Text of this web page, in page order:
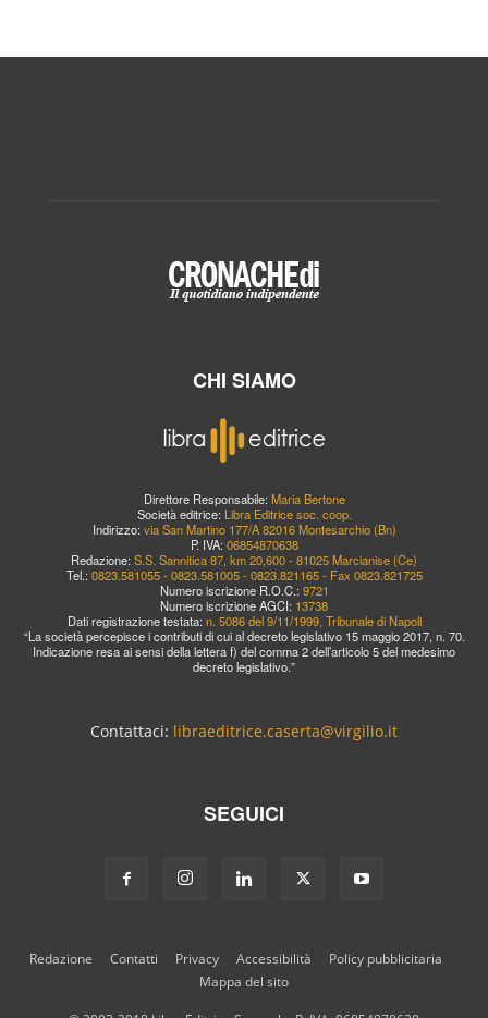
CHI SIAMO
Direttore Responsabile: Maria Bertone
Società editrice: Libra Editrice soc. coop.
Indirizzo: via San Martino 177/A 82016 Montesarchio (Bn)
P. IVA: 06854870638
Redazione: S.S. Sannitica 87, km 20,600 - 81025 Marcianise (Ce)
Tel.: 0823.581055 - 0823.581005 - 0823.821165 - Fax 0823.821725
Numero iscrizione R.O.C.: 9721
Numero iscrizione AGCI: 13738
Dati registrazione testata: n. 5086 del 9/11/1999, Tribunale di Napoli
“La società percepisce i contributi di cui al decreto legislativo 15 maggio 2017, n. 70.
Indicazione resa ai sensi della lettera f) del comma 2 dell’articolo 5 del medesimo
decreto legislativo.”
Contattaci: libraeditrice.caserta@virgilio.it
SEGUICI
Redazione Contatti Privacy Accessibilità
Policy pubblicitaria
Mappa del sito